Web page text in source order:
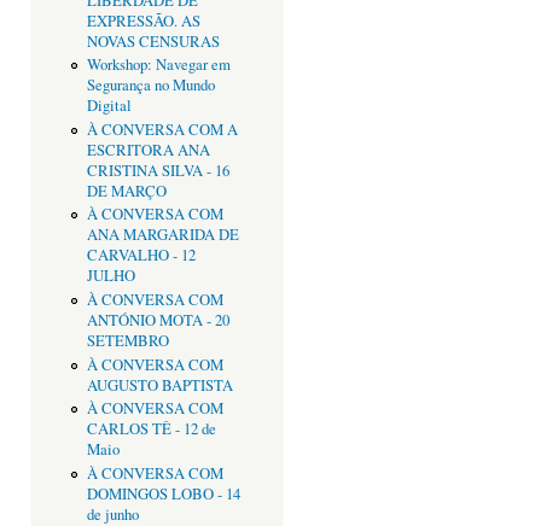
EXPRESSÃO. AS
NOVAS CENSURAS
Workshop: Navegar em
Segurança no Mundo
Digital
À CONVERSA COM A
ESCRITORA ANA
CRISTINA SILVA - 16
DE MARÇO
À CONVERSA COM
ANA MARGARIDA DE
CARVALHO - 12
JULHO
À CONVERSA COM
ANTÓNIO MOTA - 20
SETEMBRO
À CONVERSA COM
AUGUSTO BAPTISTA
À CONVERSA COM
CARLOS TÊ - 12 de
Maio
À CONVERSA COM
DOMINGOS LOBO - 14
de junho